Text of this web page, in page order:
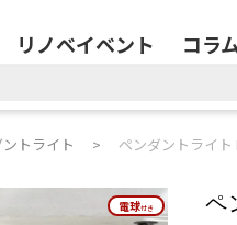
リノベイベント コラ
トライト ペンダントライト
電球付き
電球付き ペ